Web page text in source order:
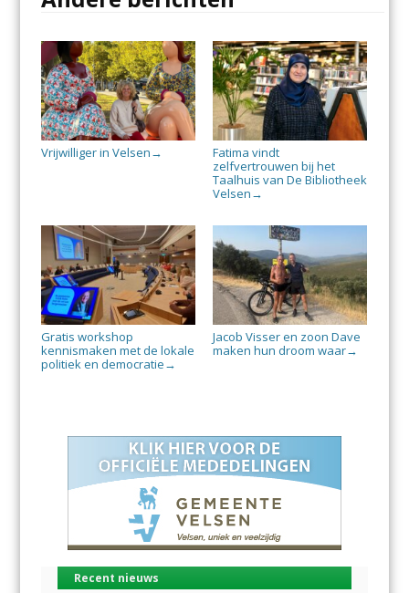
Vrijwilliger in Velsen →
Fatima vindt
zelfvertrouwen bij het
Taalhuis van De Bibliotheek
Velsen →
Gratis workshop
kennismaken met de lokale
politiek en democratie →
Jacob Visser en zoon Dave
maken hun droom waar→
Recent nieuws